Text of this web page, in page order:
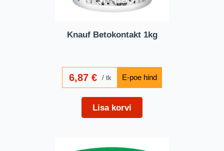
Knauf Betokontakt 1kg
6,87€ tk
Lisa korvi